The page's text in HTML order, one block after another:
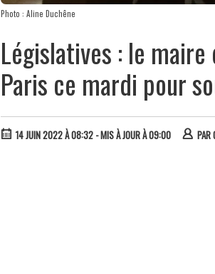
Photo : Aline Duchêne
Législatives : le
Paris ce mardi pour
14 JUIN 2022 À 08:32 - MIS À JOUR À 09:00 PAR